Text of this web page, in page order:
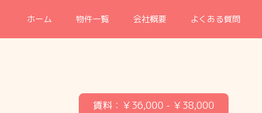
ホーム 物件一覧 会社概要 よくある質問
賃料： ￥36,000 - ￥38,000